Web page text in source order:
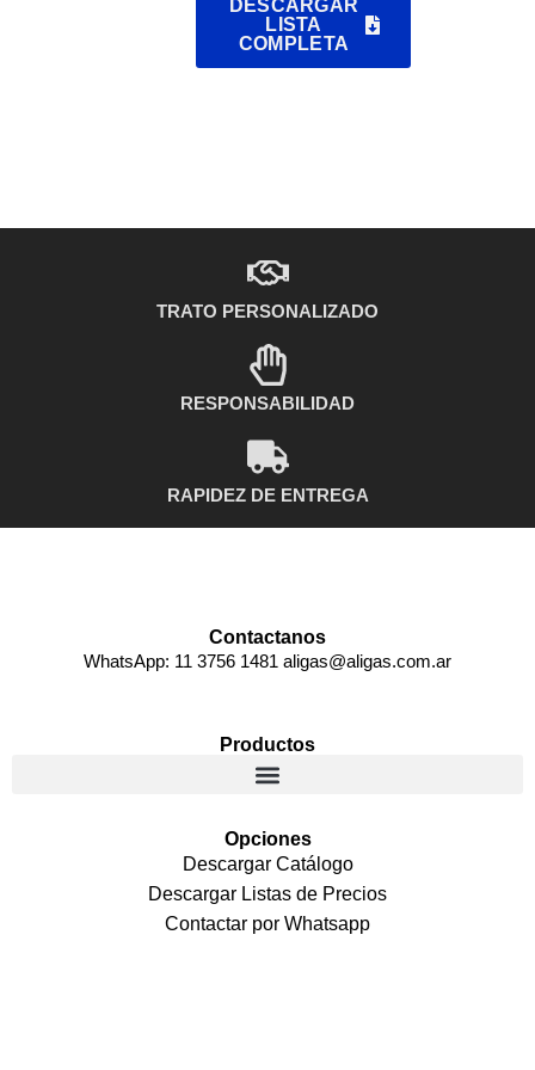
DESCARGAR
LISTA
COMPLETA
TRATO PERSONALIZADO
RESPONSABILIDAD
RAPIDEZ DE ENTREGA
Contactanos
WhatsApp: 11 3756 1481 aligas@aligas.com.ar
Productos
Opciones
Descargar Catálogo
Descargar Listas de Precios
Contactar por Whatsapp